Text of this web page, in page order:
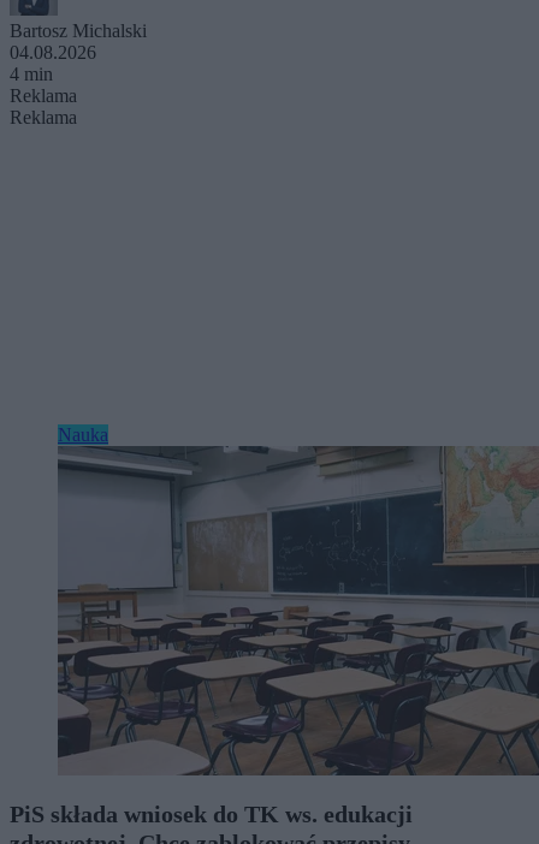
Bartosz Michalski
04.08.2026
4 min
Reklama
Reklama
Nauka
PiS składa wniosek do TK ws. edukacji